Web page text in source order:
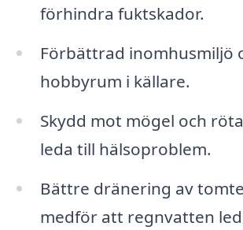
förhindra fuktskador.
Förbättrad inomhusmiljö
hobbyrum i källare.
Skydd mot mögel och
leda till hälsoproblem.
Bättre dränering av
medför att regnvatten